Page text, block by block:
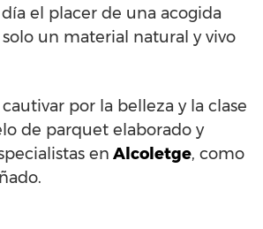
el placer de una acogida
un material natural y vivo
por la belleza y la clase
de parquet elaborado y
en Alcoletge, como